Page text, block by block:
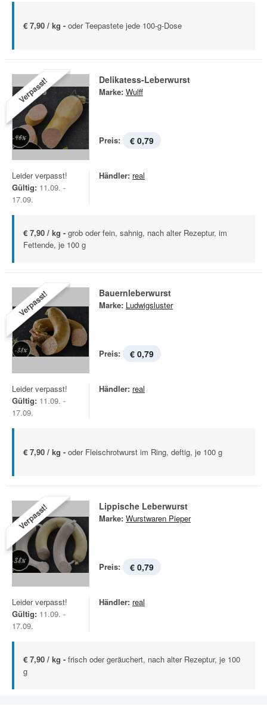
€ 7,90 / kg - oder Teepastete jede 100-g-Dose
Verpasst! Delikatess-Leberwurst
Marke: Wulff
Preis: € 0,79
Leider verpasst!
Gültig: 11.09. -
17.09.
Händler: real
€ 7,90 / kg - grob oder fein, sahnig, nach alter Rezeptur, im
Fettende, je 100 g
Verpasst! Bauernleberwurst
Marke: Ludwigsluster
Preis: € 0,79
Leider verpasst!
Gültig: 11.09. -
17.09.
Händler: real
€ 7,90 / kg - oder Fleischrotwurst im Ring, deftig, je 100 g
Verpasst! Lippische Leberwurst
Marke: Wurstwaren Pieper
Preis: € 0,79
Leider verpasst!
Gültig: 11.09. -
17.09.
Händler: real
€ 7,90 / kg - frisch oder geräuchert, nach alter Rezeptur, je 100
g